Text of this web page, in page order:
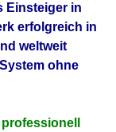
Einsteiger in
erfolgreich in
weltweit
ohne